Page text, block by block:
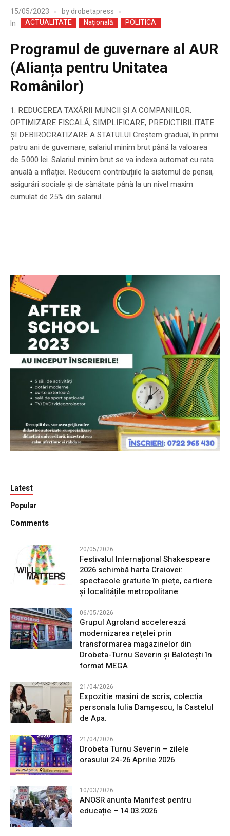
15/05/2023 bydrobetapress
In
ACTUALITATE Națională POLITICA
Programul de guvernare al AUR
(Alianța pentru Unitatea
Românilor)
1. REDUCEREA TAXĂRII MUNCII ȘI A COMPANIILOR.
OPTIMIZARE FISCALĂ, SIMPLIFICARE, PREDICTIBILITATE
ȘI DEBIROCRATIZARE A STATULUI Creștem gradual, în primii
patru ani de guvernare, salariul minim brut până la valoarea
de 5.000 lei. Salariul minim brut se va indexa automat cu rata
anuală a inflației. Reducem contribuțiile la sistemul de pensii,
asigurări sociale și de sănătate până la un nivel maxim
cumulat de 25% din salariul...
Latest
Popular
Comments
20/05/2026
Festivalul Internațional Shakespeare
2026 schimbă harta Craiovei:
spectacole gratuite în piețe, cartiere
și localitățile metropolitane
06/05/2026
Grupul Agroland accelerează
modernizarea rețelei prin
transformarea magazinelor din
Drobeta-Turnu Severin și Balotești în
format MEGA
21/04/2026
Expozitie masini de scris, colectia
personala Iulia Damșescu, la Castelul
de Apa.
21/04/2026
Drobeta Turnu Severin – zilele
orasului 24-26 Aprilie 2026
10/03/2026
ANOSR anunta Manifest pentru
educație – 14.03.2026